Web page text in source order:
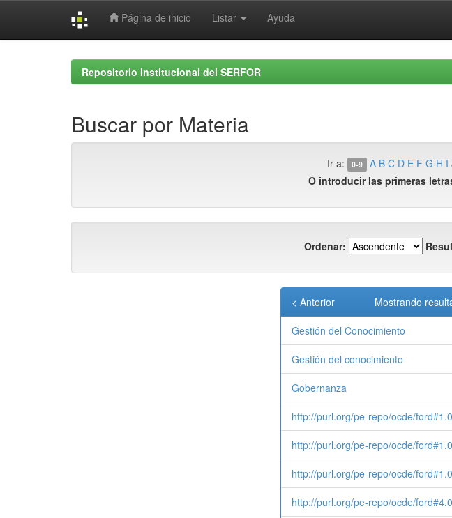
Página de inicio Listar Ayuda
Repositorio Institucional del SERFOR
Buscar por Materia
Ir a: 0-9 A B C D E F G H I
O introducir las primeras
Ordenar:
Mostrando
< Anterior
Gestión del Conocimiento
Gestión del conocimiento
Gobernanza
http://purl.org/pe-repo/ocde/
http://purl.org/pe-repo/ocde/
http://purl.org/pe-repo/ocde/
http://purl.org/pe-repo/ocde/